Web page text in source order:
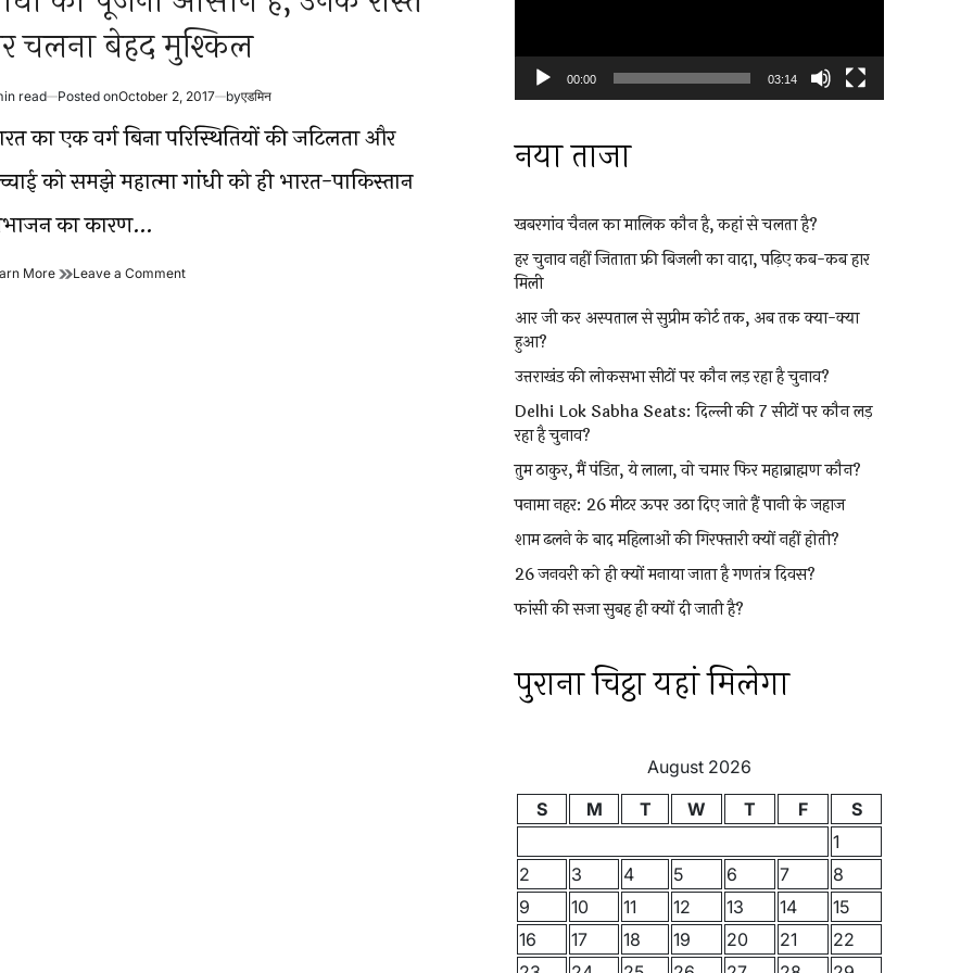
चलना बेहद मुश्किल
read Posted onOctober 2, 2017 byएडमिन
का एक वर्ग बिना परिस्थितियों की जटिलता और
को समझे महात्मा गांधी को ही भारत-पाकिस्तान
का कारण…
More गांधीLeave a Commenton
00:00 03:14
नया ताजा
खबरगांव चैनल का मालिक कौन है, कहां से चलता है?
हर चुनाव नहीं जिताता फ्री बिजली का वादा, पढ़िए कब-कब हार
मिली
आर जी कर अस्पताल से सुप्रीम कोर्ट तक, अब तक क्या-क्या
हुआ?
उत्तराखंड की लोकसभा सीटों पर कौन लड़ रहा है चुनाव?
Delhi Lok Sabha Seats: दिल्ली की 7 सीटों पर कौन लड़
रहा है चुनाव?
तुम ठाकुर, मैं पंडित, ये लाला, वो चमार फिर महाब्राह्मण कौन?
पनामा नहर: 26 मीटर ऊपर उठा दिए जाते हैं पानी के जहाज
शाम ढलने के बाद महिलाओं की गिरफ्तारी क्यों नहीं होती?
26 जनवरी को ही क्यों मनाया जाता है गणतंत्र दिवस?
फांसी की सजा सुबह ही क्यों दी जाती है?
पुराना चिट्ठा यहां मिलेगा
August 2026
S
M T W T F
S
1
2
3 4 5 6 7
8
9
10 11 12 13 14
15
16
17 18 19 20 21
22